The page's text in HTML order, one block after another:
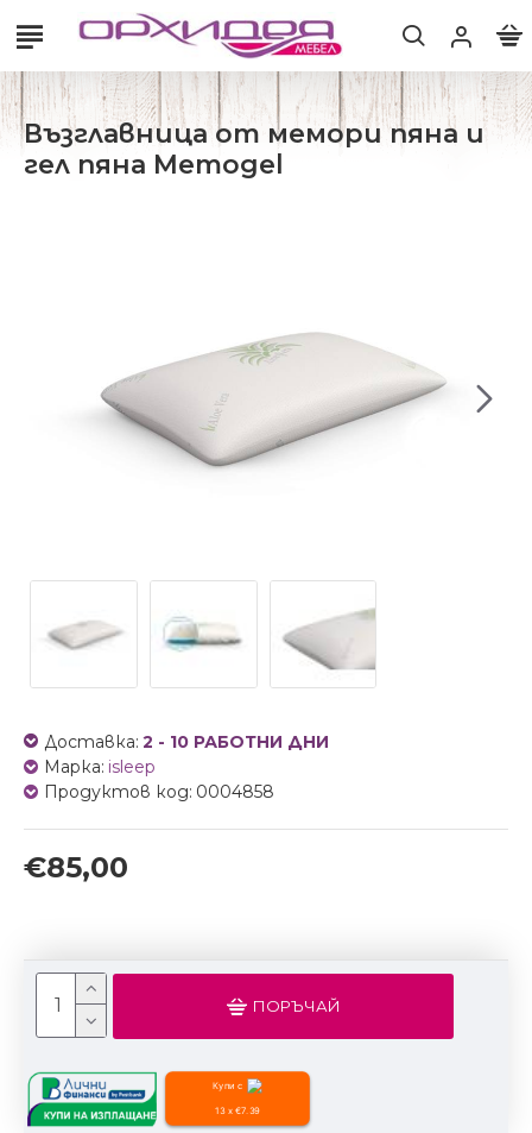
Възглавница от мемори пяна и
гел пяна Memogel
€85,00
Доставка: 2 - 10 РАБОТНИ ДНИ
Марка: isleep
Продуктов код: 0004858
ПОРЪЧАЙ
Купи с
13 x €7.39